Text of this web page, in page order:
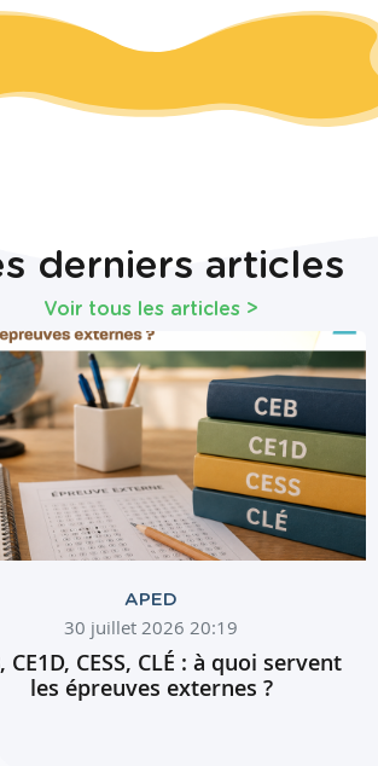
derniers articles
Voir tous les articles >
APED
30 juillet 2026 20:19
CE1D, CESS, CLÉ : à quoi servent
les épreuves externes ?